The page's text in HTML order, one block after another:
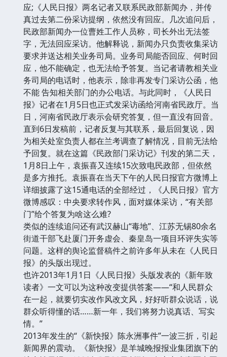
应;《人民日报》两名记者又联系民政部新闻办，并传
真过去第二份采访提纲，依然没有回应。几次追问后，
民政部新闻办一位曹姓工作人员称，司长外出无法签
字，无法回应采访。他解释说，新闻办只负责收集采访
要求并送达相关业务司局。业务司局能否回应、何时回
应，他不能确定，也无法给予答复。当记者请教相关业
务司局的电话时，他表示，除非再发专门采访公函，他
不能 告知相关部门的办公电话。与此同时，《人民日
报》记者在1月5日也正式发采访函给河南省民政厅。当
日，河南省民政厅表示会研究答复，但一直没有回音。
直到6日发稿前，记者反复与其联系，最后回复说，因
为相关处室负责人都在兰考调查了解情况，目前无法给
予回复。就在这篇《民政部门采访记》刊发的第二天，
1月8日上午，袁振喜又连续15次致电民政部，但依然
是多方推托。袁振喜在当天下午的人民日报官方微博上
详细披露了这15通电话的全部经过，《人民日报》官方
微博感叹：中央要求转作风，面对媒体采访，“有关部
门”给个答复为啥这么难?
类似的连续追问还有武汉赫山“毒地”、江苏无锡80余名
街道干部飞赴厦门开务虚会、秦皇岛一项目环评失实等
问题。这样的舆论监督稿件之前许多年从未在《人民日
报》的头版出现过。
也许2013年1月1日《人民日报》头版发表的《新年致
读者》一文可以为这种改变提供答案——“和人民群众
在一起，就要切实改作风改文风，好好听群众说话，说
群众听得懂的话……新一年，我们将努力说真话、写实
情。”
2013年发生的“《新快报》陈永洲事件”一波三折，引起
新闻界的震动。《新快报》是羊城晚报报业集团旗下的